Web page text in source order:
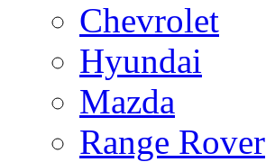
Chevrolet
Hyundai
Mazda
Range Rover